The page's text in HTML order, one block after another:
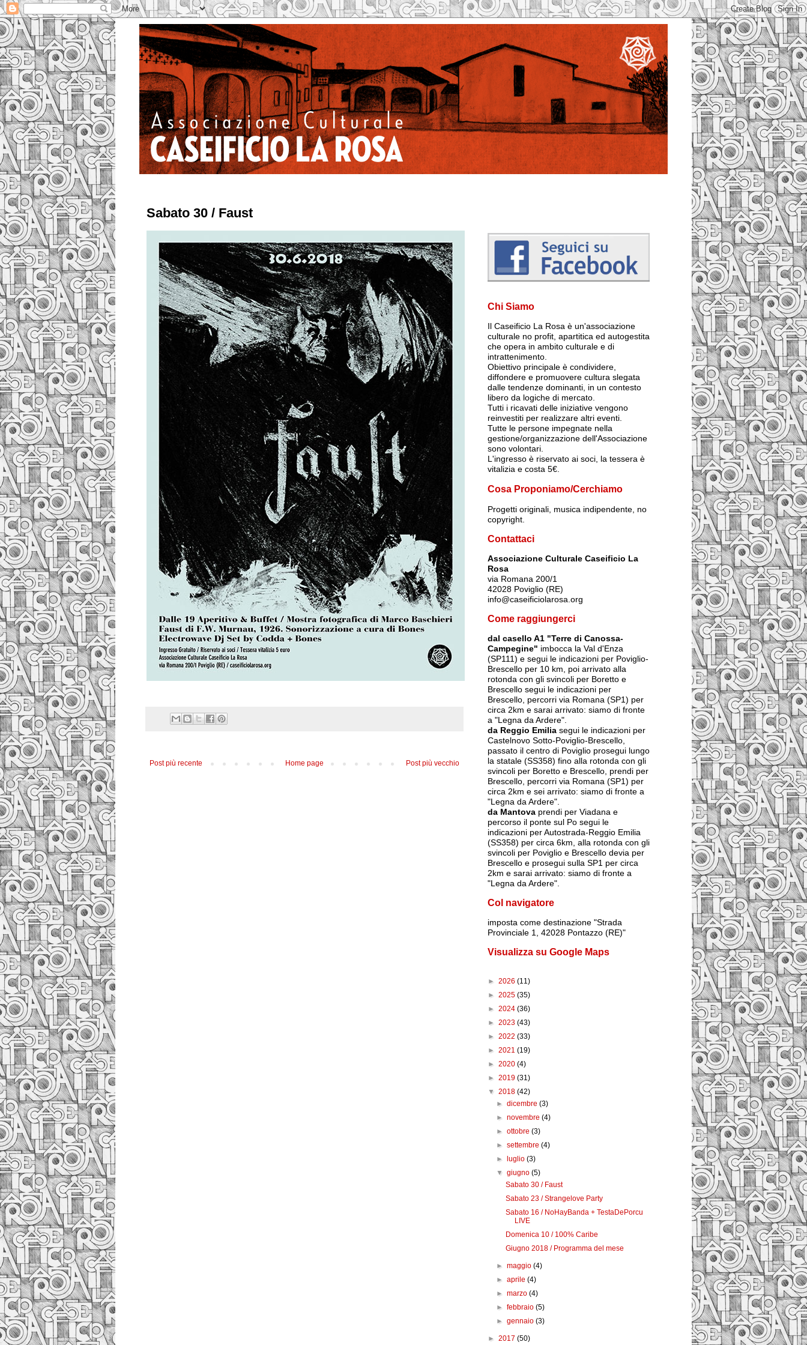
Sabato 30 / Faust
Post più recente Post più vecchio
Home page
Chi Siamo
Il Caseificio La Rosa è un'associazione
culturale no profit, apartitica ed autogestita
che opera in ambito culturale e di
intrattenimento.
Obiettivo principale è condividere,
diffondere e promuovere cultura slegata
dalle tendenze dominanti, in un contesto
libero da logiche di mercato.
Tutti i ricavati delle iniziative vengono
reinvestiti per realizzare altri eventi.
Tutte le persone impegnate nella
gestione/organizzazione dell'Associazione
sono volontari.
L'ingresso è riservato ai soci, la tessera è
vitalizia e costa 5€.
Cosa Proponiamo/Cerchiamo
Progetti originali, musica indipendente, no
copyright.
Contattaci
Associazione Culturale Caseificio La
Rosa
via Romana 200/1
42028 Poviglio (RE)
info@caseificiolarosa.org
Come raggiungerci
dal casello A1 "Terre di Canossa-
Campegine" imbocca la Val d'Enza
(SP111) e segui le indicazioni per Poviglio-
Brescello per 10 km, poi arrivato alla
rotonda con gli svincoli per Boretto e
Brescello segui le indicazioni per
Brescello, percorri via Romana (SP1) per
circa 2km e sarai arrivato: siamo di fronte
a "Legna da Ardere".
da Reggio Emilia segui le indicazioni per
Castelnovo Sotto-Poviglio-Brescello,
passato il centro di Poviglio prosegui lungo
la statale (SS358) fino alla rotonda con gli
svincoli per Boretto e Brescello, prendi per
Brescello, percorri via Romana (SP1) per
circa 2km e sei arrivato: siamo di fronte a
"Legna da Ardere".
da Mantova prendi per Viadana e
percorso il ponte sul Po segui le
indicazioni per Autostrada-Reggio Emilia
(SS358) per circa 6km, alla rotonda con gli
svincoli per Poviglio e Brescello devia per
Brescello e prosegui sulla SP1 per circa
2km e sarai arrivato: siamo di fronte a
"Legna da Ardere".
Col navigatore
imposta come destinazione "Strada
Provinciale 1, 42028 Pontazzo (RE)"
Visualizza su Google Maps
► 2026 (11)
► 2025 (35)
► 2024 (36)
► 2023 (43)
► 2022 (33)
► 2021 (19)
► 2020 (4)
► 2019 (31)
▼ 2018 (42)
►dicembre(3)
►novembre(4)
►ottobre(3)
►settembre(4)
►
luglio(3)
▼giugno(5)
Sabato 30 / Faust
Sabato 23 / Strangelove Party
Sabato 16 / NoHayBanda + TestaDePorcu
LIVE
Domenica 10 / 100% Caribe
Giugno 2018 / Programma del mese
►maggio(4)
►aprile(4)
►marzo(4)
►febbraio(5)
►gennaio(3)
► 2017 (50)